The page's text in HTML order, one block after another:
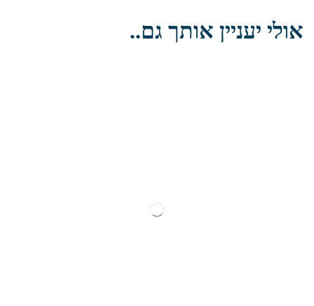
אולי יעניין אותך גם..